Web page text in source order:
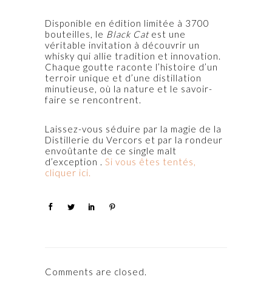
Disponible en édition limitée à 3700
bouteilles, le Black Catest une
véritable invitation à découvrir un
whisky qui allie tradition et innovation.
Chaque goutte raconte l’histoire d’un
terroir unique et d’une distillation
minutieuse, où la nature et le savoir-
faire se rencontrent.
Laissez-vous séduire par la magie de la
Distillerie du Vercors et par la rondeur
envoûtante de ce single malt
d’exception . Si vous êtes tentés,
cliquer ici.
Comments are closed.